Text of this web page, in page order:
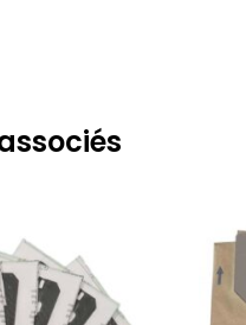
HR 8731 à HR 8999
HR 8735
HR 8875